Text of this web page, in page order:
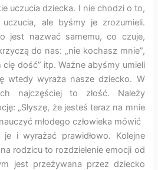
uczucia dziecka. I nie chodzi o to,
ale byśmy je zrozumieli.
jest nazwać samemu, co czuje,
do nas: „nie kochasz mnie”,
cię dość” itp. Ważne abyśmy umieli
wtedy wyraża nasze dziecko. W
najczęściej to złość. Należy
„Słyszę, że jesteś teraz na mnie
młodego człowieka mówić
i wyrażać prawidłowo. Kolejne
rodzicu to rozdzielenie emocji od
jest przeżywana przez dziecko